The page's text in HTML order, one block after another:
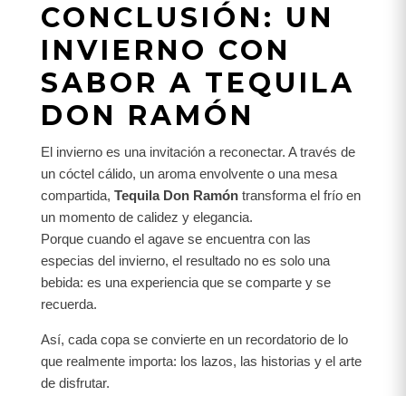
CONCLUSIÓN: UN
INVIERNO CON
SABOR A TEQUILA
DON RAMÓN
El invierno es una invitación a reconectar. A través de
un cóctel cálido, un aroma envolvente o una mesa
compartida, Tequila Don Ramón transforma el frío en
un momento de calidez y elegancia.
Porque cuando el agave se encuentra con las
especias del invierno, el resultado no es solo una
bebida: es una experiencia que se comparte y se
recuerda.
Así, cada copa se convierte en un recordatorio de lo
que realmente importa: los lazos, las historias y el arte
de disfrutar.